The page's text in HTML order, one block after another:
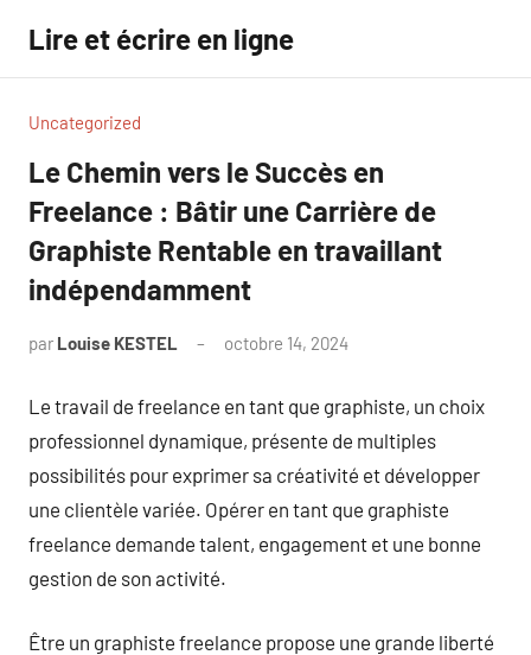
contenu
Lire et écrire en ligne
Uncategorized
Le Chemin vers le Succès en
Freelance : Bâtir une Carrière de
Graphiste Rentable en travaillant
indépendamment
par Louise KESTEL octobre 14, 2024
Le travail de freelance en tant que graphiste, un choix
professionnel dynamique, présente de multiples
possibilités pour exprimer sa créativité et développer
une clientèle variée. Opérer en tant que graphiste
freelance demande talent, engagement et une bonne
gestion de son activité.
Être un graphiste freelance propose une grande liberté